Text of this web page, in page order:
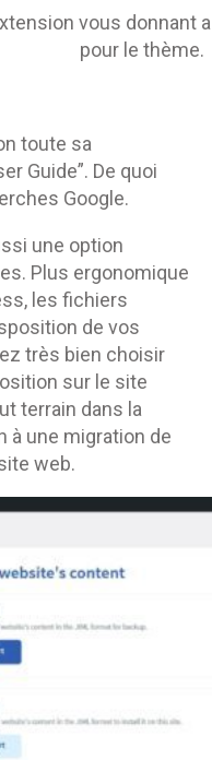
vous
pour le thème.
toute sa
Guide”. De quoi
Google.
une option
Plus ergonomique
les fichiers
de vos
très bien choisir
sur le site
terrain dans la
à une migration de
web.